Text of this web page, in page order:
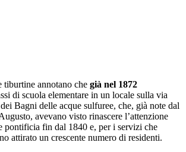
tiburtine annotano che già nel 1872
di scuola elementare in un locale sulla via
Bagni delle acque sulfuree, che, già note dal
avevano visto rinascere l’attenzione
pontificia fin dal 1840 e, per i servizi che
attirato un crescente numero di residenti.